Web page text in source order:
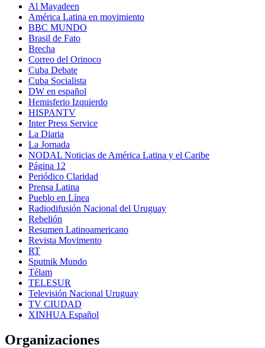
Al Mayadeen
América Latina en movimiento
BBC MUNDO
Brasil de Fato
Brecha
Correo del Orinoco
Cuba Debate
Cuba Socialista
DW en español
Hemisferio Izquierdo
HISPANTV
Inter Press Service
La Diaria
La Jornada
NODAL Noticias de América Latina y el Caribe
Página 12
Periódico Claridad
Prensa Latina
Pueblo en Línea
Radiodifusión Nacional del Uruguay
Rebelión
Resumen Latinoamericano
Revista Movimento
RT
Sputnik Mundo
Télam
TELESUR
Televisión Nacional Uruguay
TV CIUDAD
XINHUA Español
Organizaciones